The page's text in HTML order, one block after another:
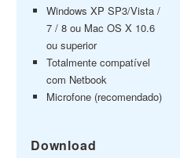
Windows XP SP3/Vista /
7 / 8 ou Mac OS X 10.6
ou superior
Totalmente compatível
com Netbook
Microfone (recomendado)
Download